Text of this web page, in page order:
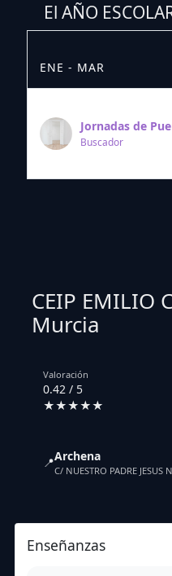
El AÑO
ENE - MAR
Jornadas de
Buscador
CEIP EMILIO
Murcia
Valoración
0.42 / 5
★★★★★
📍Archena
C/ NUESTRO PADRE JESUS
Enseñanzas